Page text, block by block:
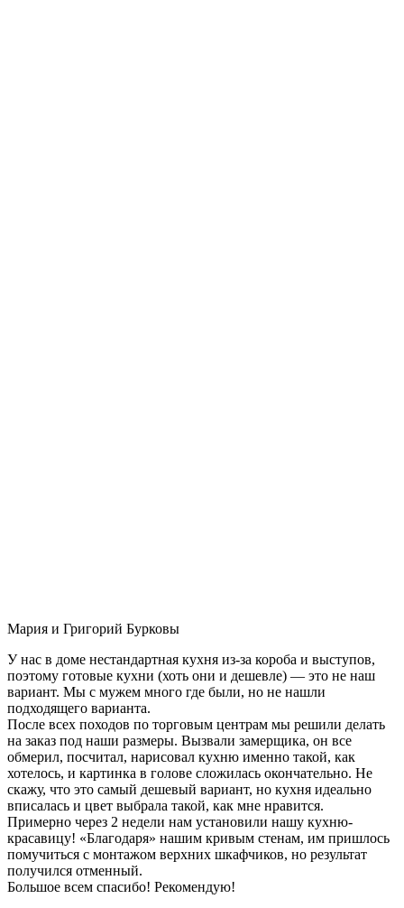
Мария и Григорий Бурковы
У нас в доме нестандартная кухня из-за короба и выступов,
поэтому готовые кухни (хоть они и дешевле) — это не наш
вариант. Мы с мужем много где были, но не нашли
подходящего варианта.
После всех походов по торговым центрам мы решили делать
на заказ под наши размеры. Вызвали замерщика, он все
обмерил, посчитал, нарисовал кухню именно такой, как
хотелось, и картинка в голове сложилась окончательно. Не
скажу, что это самый дешевый вариант, но кухня идеально
вписалась и цвет выбрала такой, как мне нравится.
Примерно через 2 недели нам установили нашу кухню-
красавицу! «Благодаря» нашим кривым стенам, им пришлось
помучиться с монтажом верхних шкафчиков, но результат
получился отменный.
Большое всем спасибо! Рекомендую!